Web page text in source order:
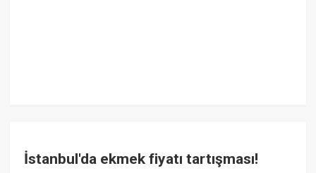
İstanbul'da ekmek fiyatı tartışması!